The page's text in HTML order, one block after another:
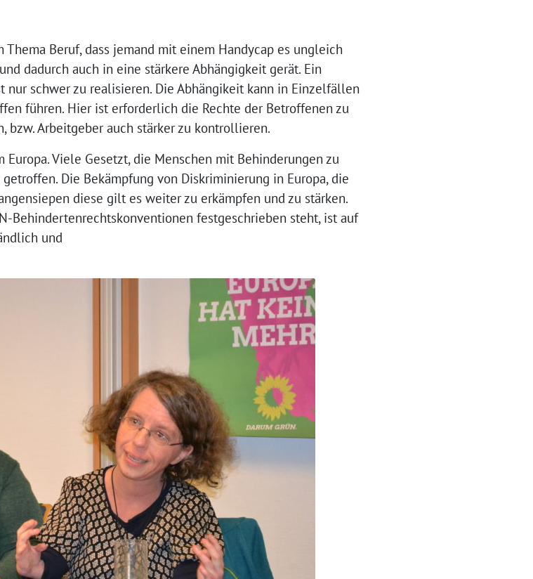
Beruf, dass jemand mit einem Handycap es ungleich
dadurch auch in eine stärkere Abhängigkeit gerät. Ein
schwer zu realisieren. Die Abhängikeit kann in Einzelfällen
führen. Hier ist erforderlich die Rechte der Betroffenen zu
bzw. Arbeitgeber auch stärker zu kontrollieren.
Europa. Viele Gesetzt, die Menschen mit Behinderungen zu
Die Bekämpfung von Diskriminierung in Europa, die
diese gilt es weiter zu erkämpfen und zu stärken.
Behindertenrechtskonventionen festgeschrieben steht, ist auf
und